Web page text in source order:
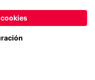
AG
51-57, 81547 München
allí!
allí!